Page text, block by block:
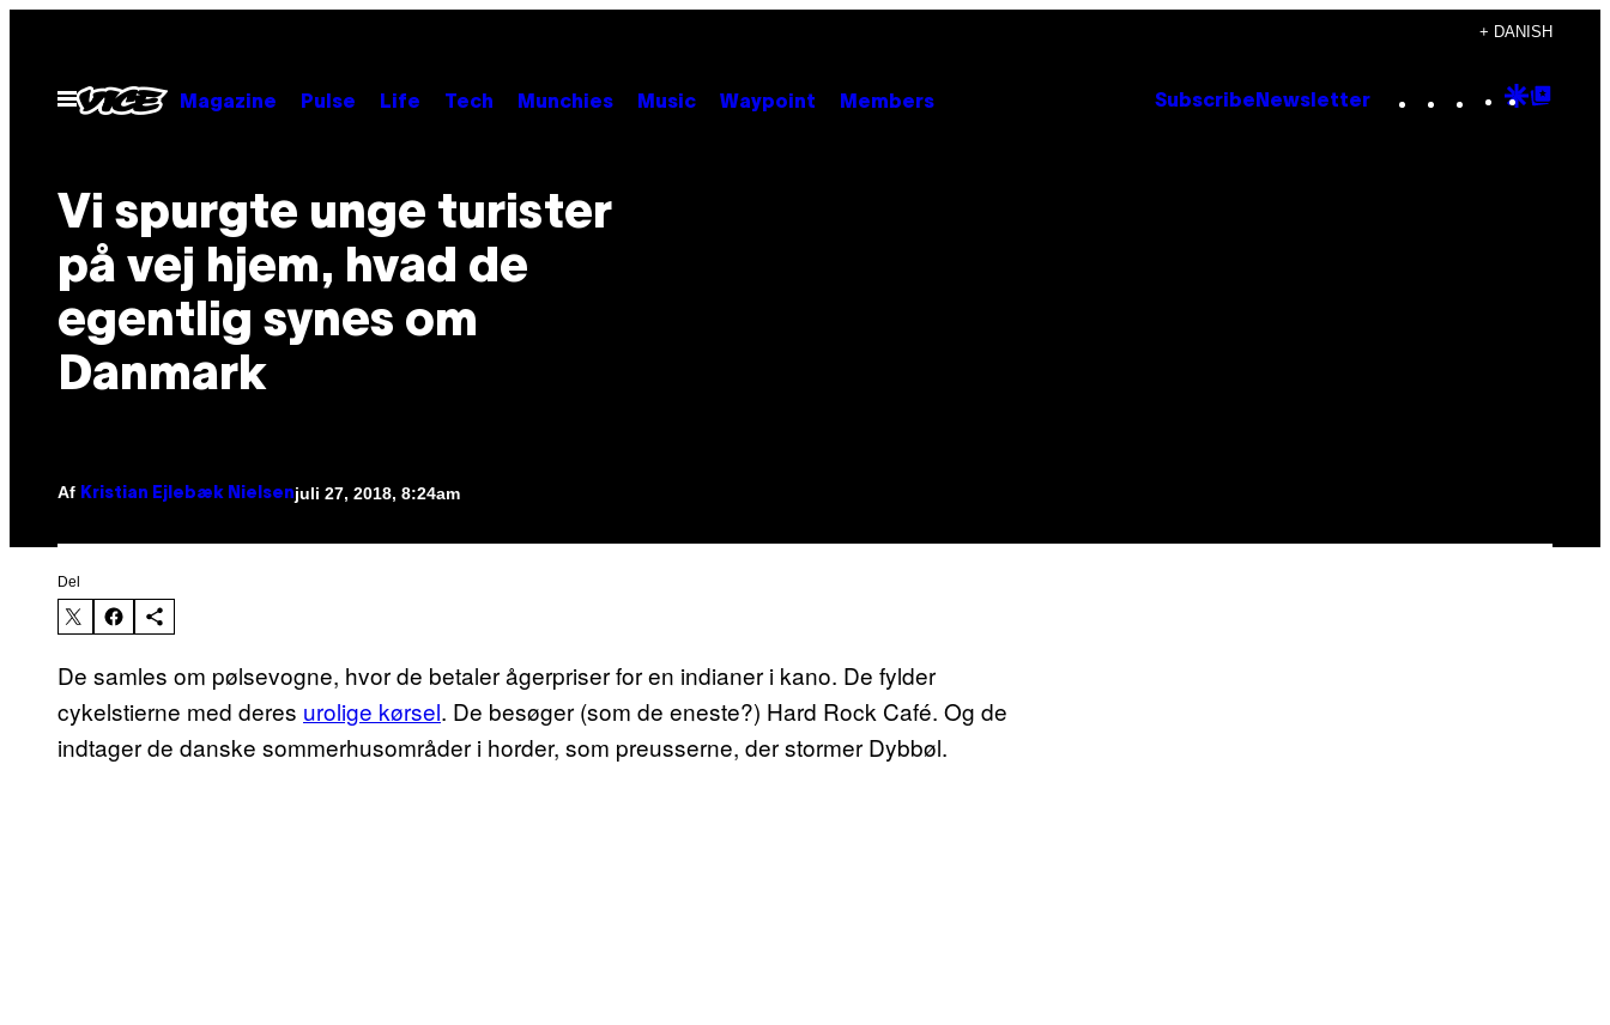
indhold
+ DANISH
Åbn
Menu
Magazine Pulse Life Tech Munchies Music Waypoint Members Subscribe Newsletter Instagram
TikTok
YouTube
Google
Vi spurgte unge turister
på vej hjem, hvad de
egentlig synes om
Danmark
Af Kristian Ejlebæk Nielsenjuli 27, 2018, 8:24am
Del
De samles om pølsevogne, hvor de betaler ågerpriser for en indianer i kano. De fylder
cykelstierne med deres urolige kørsel. De besøger (som de eneste?) Hard Rock Café. Og de
indtager de danske sommerhusområder i horder, som preusserne, der stormer Dybbøl.